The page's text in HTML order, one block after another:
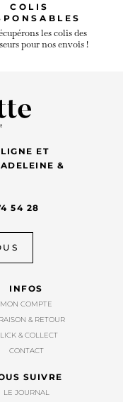
COLIS
les colis des
pour nos envois !
ET
&
54 28
INFOS
MON COMPTE
& RETOUR
& COLLECT
CONTACT
SUIVRE
LE JOURNAL